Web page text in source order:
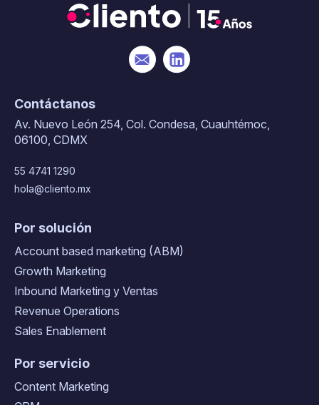
Contáctanos
Av. Nuevo León 254, Col. Condesa, Cuauhtémoc,
06100, CDMX
55 4741 1290
hola@cliento.mx
Por solución
Account based marketing (ABM)
Growth Marketing
Inbound Marketing y Ventas
Revenue Operations
Sales Enablement
Por servicio
Content Marketing